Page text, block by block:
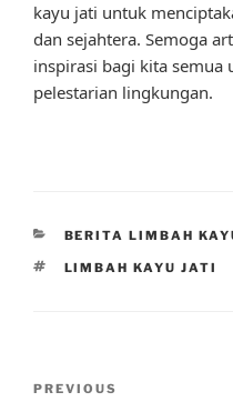
kayu jati untuk
dan sejahtera. Semoga
inspirasi bagi kita semua
pelestarian lingkungan.
CATEGORIES
BERITA LIMBAH
TAGS
LIMBAH KAYU JATI
Previous
PREVIOUS